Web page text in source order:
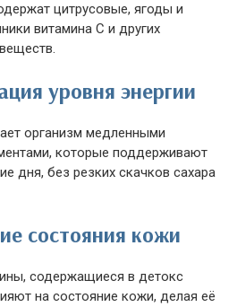
цитрусовые, ягоды и
витамина С и других
уровня энергии
организм медленными
которые поддерживают
дня, без резких скачков сахара
состояния кожи
содержащиеся в детокс
на состояние кожи, делая её